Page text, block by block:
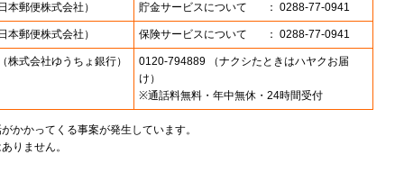
日本郵便株式会社） 貯金サービスについて ： 0288-77-0941
日本郵便株式会社） 保険サービスについて ： 0288-77-0941
（株式会社ゆうちょ銀行）
0120-794889 （ナクシたときはハヤクお届
け）
※通話料無料・年中無休・24時間受付
かかってくる事案が発生しています。
りません。